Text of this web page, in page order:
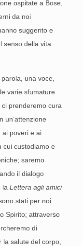
ospitate a Bose,
da noi
suggerito e
senso della vita
una voce,
varie sfumature
ci prenderemo cura
un’attenzione
ai poveri e ai
cui custodiamo e
saremo
il dialogo
la Lettera agli amici
stati per noi
Spirito; attraverso
di
salute del corpo,